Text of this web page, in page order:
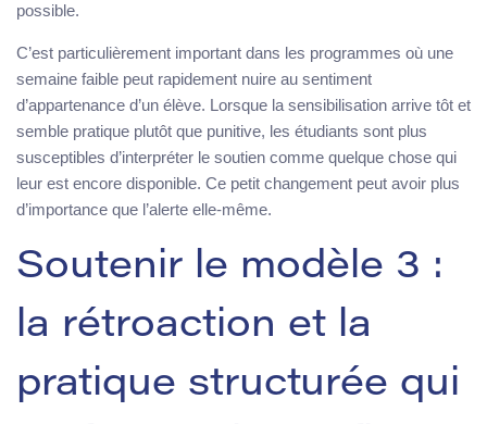
possible.
C’est particulièrement important dans les programmes où une
semaine faible peut rapidement nuire au sentiment
d’appartenance d’un élève. Lorsque la sensibilisation arrive tôt et
semble pratique plutôt que punitive, les étudiants sont plus
susceptibles d’interpréter le soutien comme quelque chose qui
leur est encore disponible. Ce petit changement peut avoir plus
d’importance que l’alerte elle-même.
Soutenir le modèle 3 :
la rétroaction et la
pratique structurée qui